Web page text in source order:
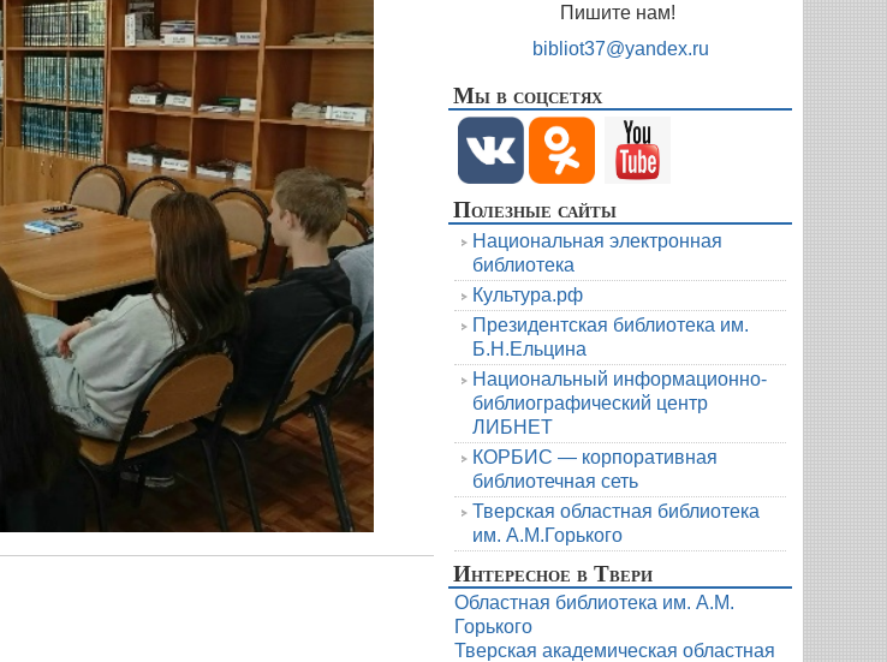
Пишите нам!
bibliot37@yandex.ru
Мы в соцсетях
Полезные сайты
Национальная электронная
библиотека
Культура.рф
Президентская библиотека им.
Б.Н.Ельцина
Национальный информационно-
библиографический центр
ЛИБНЕТ
КОРБИС — корпоративная
библиотечная сеть
Тверская областная библиотека
им. А.М.Горького
Интересное в Твери
Областная библиотека им. А.М.
Горького
Тверская академическая областная